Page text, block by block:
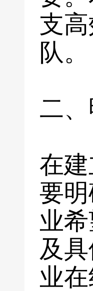
支
队。
二
在
要
业
及
业